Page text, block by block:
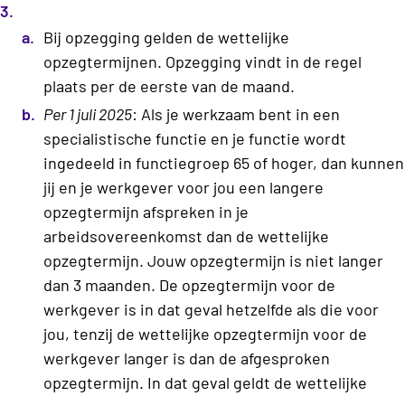
Bij opzegging gelden de wettelijke
opzegtermijnen. Opzegging vindt in de regel
plaats per de eerste van de maand.
Per 1 juli 2025: Als je werkzaam bent in een
specialistische functie en je functie wordt
ingedeeld in functiegroep 65 of hoger, dan kunnen
jij en je werkgever voor jou een langere
opzegtermijn afspreken in je
arbeidsovereenkomst dan de wettelijke
opzegtermijn. Jouw opzegtermijn is niet langer
dan 3 maanden. De opzegtermijn voor de
werkgever is in dat geval hetzelfde als die voor
jou, tenzij de wettelijke opzegtermijn voor de
werkgever langer is dan de afgesproken
opzegtermijn. In dat geval geldt de wettelijke